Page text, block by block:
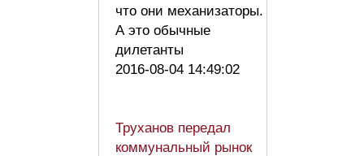
что они механизаторы.
А это обычные
дилетанты
2016-08-04 14:49:02
Труханов передал
коммунальный рынок